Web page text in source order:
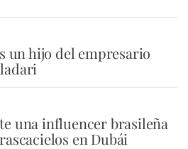
un hijo del empresario
una influencer brasileña
en Dubái